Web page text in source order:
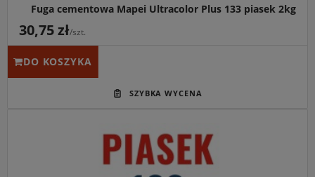
Fuga cementowa Mapei Ultracolor Plus 133 piasek 2kg
30,75 zł/szt.
DO KOSZYKA